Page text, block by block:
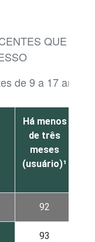
QUE JÁ
de 9 a 17 anos
Há menos
de três
meses
(usuário)¹
92
93